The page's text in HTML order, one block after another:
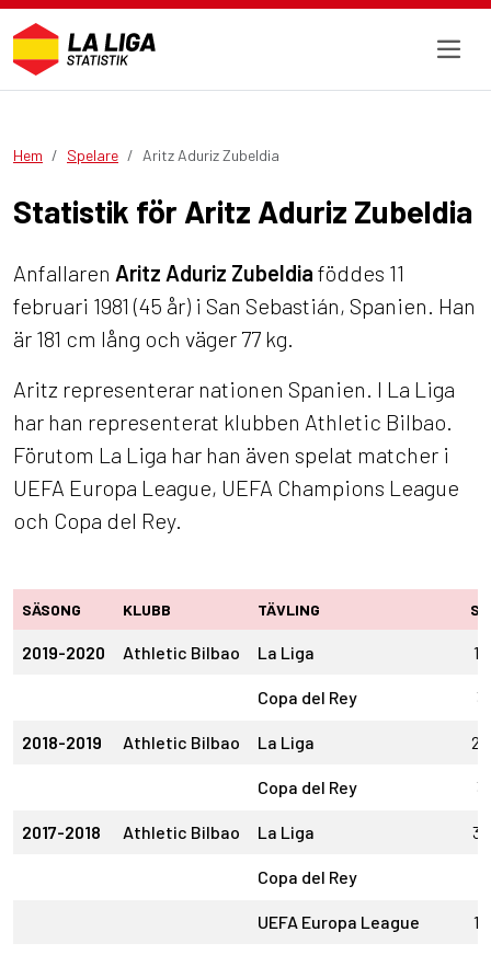
Hem Spelare Aritz Aduriz Zubeldia
Statistik för Aritz Aduriz Zubeldia
Anfallaren Aritz Aduriz Zubeldia föddes 11
februari 1981 (45 år) i San Sebastián, Spanien. Han
är 181 cm lång och väger 77 kg.
Aritz representerar nationen Spanien. I La Liga
har han representerat klubben Athletic Bilbao.
Förutom La Liga har han även spelat matcher i
UEFA Europa League, UEFA Champions League
och Copa del Rey.
SÄSONG KLUBB TÄVLING SM
2019-2020 Athletic Bilbao La Liga 14
Copa del Rey 3
2018-2019 Athletic Bilbao La Liga 20
Copa del Rey 3
2017-2018 Athletic Bilbao La Liga 33
Copa del Rey
UEFA Europa League 14